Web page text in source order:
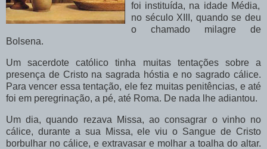
foi instituída, na idade Média,
no século XIII, quando se deu
o chamado milagre de
Bolsena.
Um sacerdote católico tinha muitas tentações sobre a
presença de Cristo na sagrada hóstia e no sagrado cálice.
Para vencer essa tentação, ele fez muitas penitências, e até
foi em peregrinação, a pé, até Roma. De nada lhe adiantou.
Um dia, quando rezava Missa, ao consagrar o vinho no
cálice, durante a sua Missa, ele viu o Sangue de Cristo
borbulhar no cálice, e extravasar e molhar a toalha do altar.